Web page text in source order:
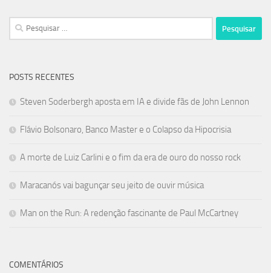
Pesquisar
por:
POSTS RECENTES
Steven Soderbergh aposta em IA e divide fãs de John Lennon
Flávio Bolsonaro, Banco Master e o Colapso da Hipocrisia
A morte de Luiz Carlini e o fim da era de ouro do nosso rock
Maracanós vai bagunçar seu jeito de ouvir música
Man on the Run: A redenção fascinante de Paul McCartney
COMENTÁRIOS